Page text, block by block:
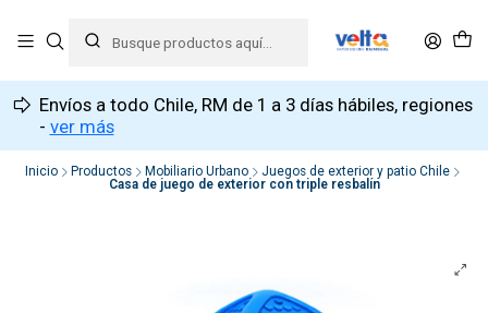
Envíos a todo Chile, RM de 1 a 3 días hábiles, regiones
- ver más
Inicio Productos Mobiliario Urbano
Juegos de exterior y patio Chile
Casa de juego de exterior con triple resbalín